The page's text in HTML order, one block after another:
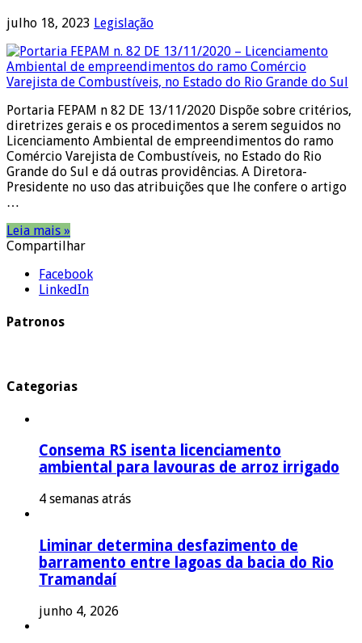
julho 18, 2023 Legislação
Portaria FEPAM n 82 DE 13/11/2020 Dispõe sobre critérios,
diretrizes gerais e os procedimentos a serem seguidos no
Licenciamento Ambiental de empreendimentos do ramo
Comércio Varejista de Combustíveis, no Estado do Rio
Grande do Sul e dá outras providências. A Diretora-
Presidente no uso das atribuições que lhe confere o artigo
…
Leia mais »
Compartilhar
Facebook
LinkedIn
Patronos
Categorias
Consema RS isenta licenciamento
ambiental para lavouras de arroz irrigado
4 semanas atrás
Liminar determina desfazimento de
barramento entre lagoas da bacia do Rio
Tramandaí
junho 4, 2026